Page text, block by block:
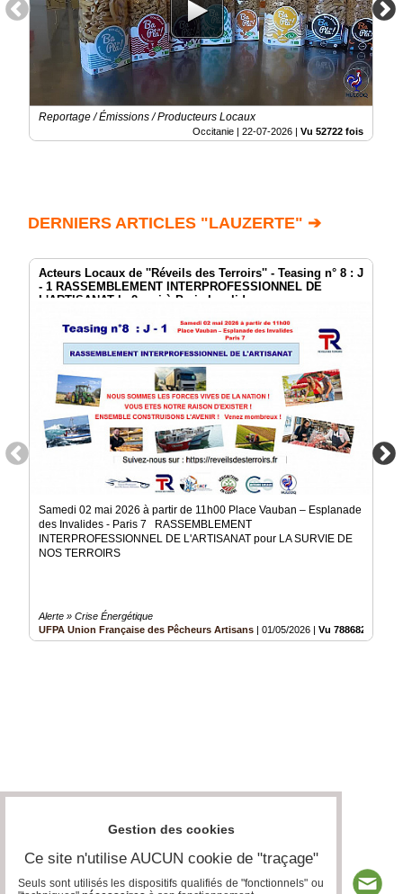
Reportage / Émissions / Producteurs Locaux
Occitanie | 22-07-2026 | Vu 52722 fois
DERNIERS ARTICLES "LAUZERTE" ➔
Acteurs Locaux de ''Réveils des Terroirs'' - Teasing n° 8 : J
- 1 RASSEMBLEMENT INTERPROFESSIONNEL DE
L'ARTISANAT le 2 mai à Paris Invalides
Samedi 02 mai 2026 à partir de 11h00 Place Vauban – Esplanade
des Invalides - Paris 7 RASSEMBLEMENT
INTERPROFESSIONNEL DE L'ARTISANAT pour LA SURVIE DE
NOS TERROIRS
Alerte » Crise Énergétique
UFPA Union Française des Pêcheurs Artisans
01/05/2026 Vu 788682 fois
Gestion des cookies
Ce site n'utilise AUCUN cookie de "traçage"
Seuls sont utilisés les dispositifs qualifiés de "fonctionnels" ou